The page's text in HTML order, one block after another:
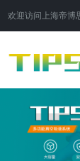
欢迎访问 上海帝博